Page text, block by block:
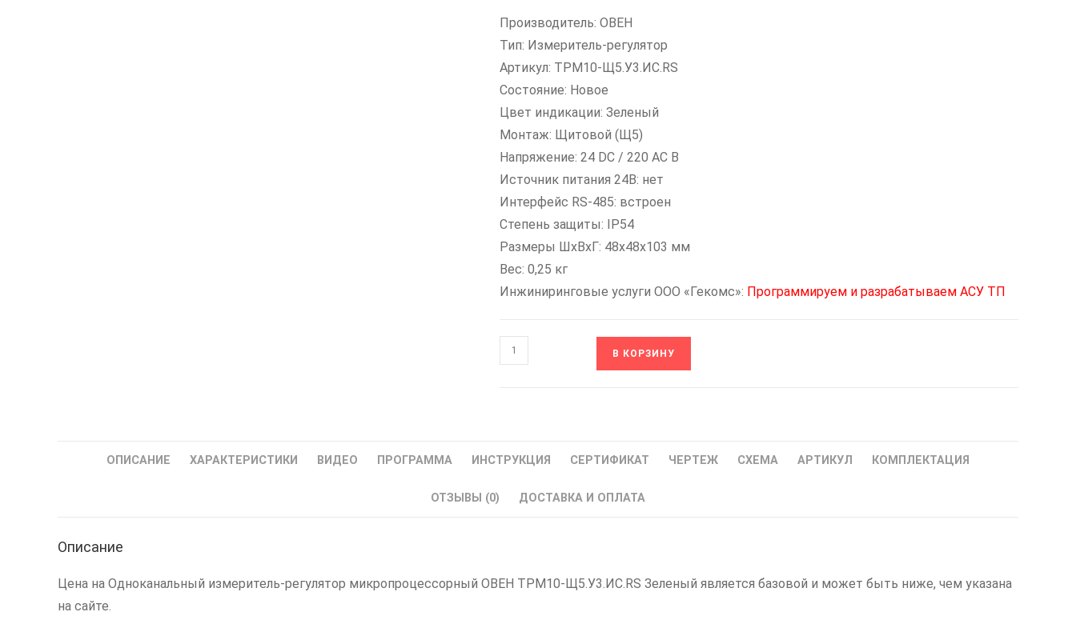
Производитель: ОВЕН
Тип: Измеритель-регулятор
Артикул: ТРМ10-Щ5.У3.ИС.RS
Состояние: Новое
Цвет индикации: Зеленый
Монтаж: Щитовой (Щ5)
Напряжение: 24 DC / 220 AC В
Источник питания 24В: нет
Интерфейс RS-485: встроен
Степень защиты: IP54
Размеры ШxВxГ: 48х48х103 мм
Вес: 0,25 кг
Инжиниринговые услуги ООО «Гекомс»: Программируем и разрабатываем АСУ ТП
Количество
товара
регулятор
одноканальный
В КОРЗИНУ
ОПИСАНИЕ ХАРАКТЕРИСТИКИ ВИДЕО ПРОГРАММА ИНСТРУКЦИЯ СЕРТИФИКАТ ЧЕРТЕЖ СХЕМА АРТИКУЛ КОМПЛЕКТАЦИЯ
ОТЗЫВЫ (0) ДОСТАВКА И ОПЛАТА
Описание
Цена на Одноканальный измеритель-регулятор микропроцессорный ОВЕН ТРМ10-Щ5.У3.ИС.RS Зеленый является базовой и может быть ниже, чем указана
на сайте.